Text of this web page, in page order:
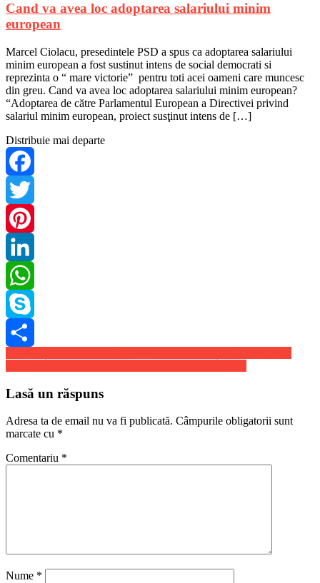
Cand va avea loc adoptarea salariului minim
european
Marcel Ciolacu, presedintele PSD a spus ca adoptarea salariului
minim european a fost sustinut intens de social democrati si
reprezinta o “ mare victorie” pentru toti acei oameni care muncesc
din greu. Cand va avea loc adoptarea salariului minim european?
“Adoptarea de către Parlamentul European a Directivei privind
salariul minim european, proiect susţinut intens de […]
Distribuie mai departe
Facebook
Twitter
Pinterest
LinkedIn
WhatsApp
Skype
Share
Navigare
în
articole
Lasă un răspuns
Adresa ta de email nu va fi publicată. Câmpurile obligatorii sunt
marcate cu *
Comentariu *
Nume *